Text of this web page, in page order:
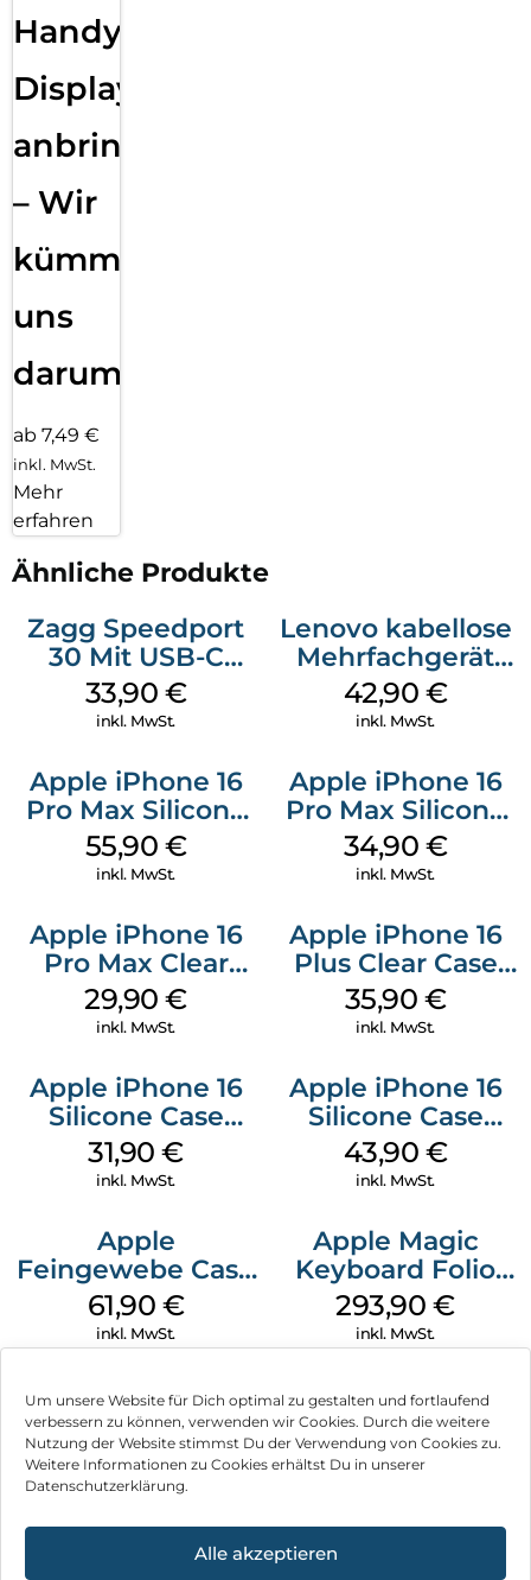
Um unsere Website für Dich optimal zu gestalten und fortlaufend
verbessern zu können, verwenden wir Cookies. Durch die weitere
Nutzung der Website stimmst Du der Verwendung von Cookies zu.
Weitere Informationen zu Cookies erhältst Du in unserer
Datenschutzerklärung.
Alle akzeptieren
Handy
Displayfolie
anbringen
– Wir
kümmern
uns
darum!
ab 7,49 €
inkl. MwSt.
Mehr
erfahren
Ähnliche Produkte
Zagg Speedport
30 Mit USB-C
Kabel Weiß
33,90 €
inkl. MwSt.
Lenovo kabellose
Mehrfachgerät
Luna Grey
42,90 €
inkl. MwSt.
Apple iPhone 16
Pro Max Silicone
Case MagSafe
Stone Gray
55,90 €
inkl. MwSt.
Apple iPhone 16
Pro Max Silicone
Case MagSafe
Denim
34,90 €
inkl. MwSt.
Apple iPhone 16
Pro Max Clear
Case MagSafe
Transparent
29,90€
inkl. MwSt.
Apple iPhone 16
Plus Clear Case
MagSafe
Transparent
35,90 €
inkl. MwSt.
Apple iPhone 16
Silicone Case
MagSafe Fuchsia
31,90€
inkl. MwSt.
Apple iPhone 16
Silicone Case
MagSafe Plum
43,90 €
inkl. MwSt.
Apple
Feingewebe Case
iPhone 15 Pro
MagSafe Schwarz
61,90 €
inkl. MwSt.
Apple Magic
Keyboard Folio
iPad 10.9″ (10.Gen.)
Weiß
293,90€
inkl. MwSt.
Impressum